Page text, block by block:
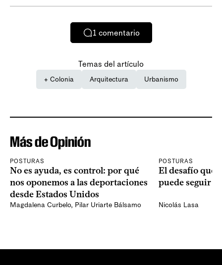
1 comentario
Temas del artículo
+ Colonia Arquitectura Urbanismo
Más de Opinión
POSTURAS
No es ayuda, es control: por qué
nos oponemos a las deportaciones
desde Estados Unidos
Magdalena Curbelo, Pilar Uriarte Bálsamo
POSTURAS
El desafío que
puede seguir
Nicolás Lasa